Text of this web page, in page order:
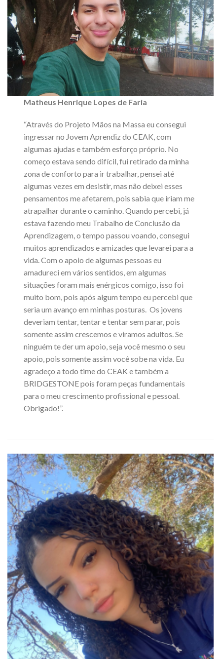
Matheus Henrique Lopes de Faria
“Através do Projeto Mãos na Massa eu consegui
ingressar no Jovem Aprendiz do CEAK, com
algumas ajudas e também esforço próprio. No
começo estava sendo difícil, fui retirado da minha
zona de conforto para ir trabalhar, pensei até
algumas vezes em desistir, mas não deixei esses
pensamentos me afetarem, pois sabia que iriam me
atrapalhar durante o caminho. Quando percebi, já
estava fazendo meu Trabalho de Conclusão da
Aprendizagem, o tempo passou voando, consegui
muitos aprendizados e amizades que levarei para a
vida. Com o apoio de algumas pessoas eu
amadureci em vários sentidos, em algumas
situações foram mais enérgicos comigo, isso foi
muito bom, pois após algum tempo eu percebi que
seria um avanço em minhas posturas. Os jovens
deveriam tentar, tentar e tentar sem parar, pois
somente assim crescemos e viramos adultos. Se
ninguém te der um apoio, seja você mesmo o seu
apoio, pois somente assim você sobe na vida. Eu
agradeço a todo time do CEAK e também a
BRIDGESTONE pois foram peças fundamentais
para o meu crescimento profissional e pessoal.
Obrigado!”.